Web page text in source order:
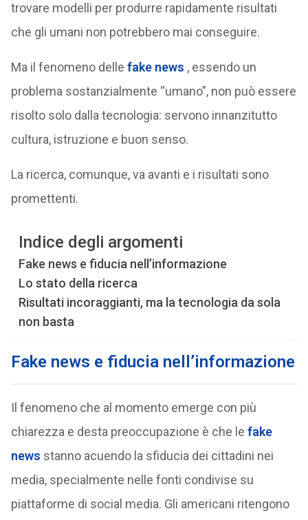
trovare modelli per produrre rapidamente risultati
che gli umani non potrebbero mai conseguire.
Ma il fenomeno delle fake news , essendo un
problema sostanzialmente “umano”, non può essere
risolto solo dalla tecnologia: servono innanzitutto
cultura, istruzione e buon senso.
La ricerca, comunque, va avanti e i risultati sono
promettenti.
Indice degli argomenti
Fake news e fiducia nell’informazione
Lo stato della ricerca
Risultati incoraggianti, ma la tecnologia da sola
non basta
Fake news e fiducia nell’informazione
Il fenomeno che al momento emerge con più
chiarezza e desta preoccupazione è che le fake
news stanno acuendo la sfiducia dei cittadini nei
media, specialmente nelle fonti condivise su
piattaforme di social media. Gli americani ritengono